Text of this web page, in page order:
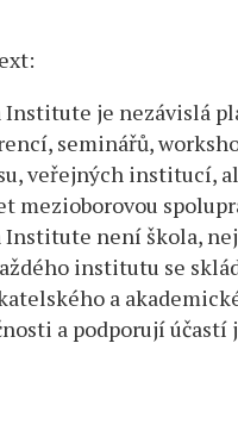
Institute je nezávislá
seminářů,
veřejných institucí,
mezioborovou
Institute není škola,
institutu se
a
a podporují účastí